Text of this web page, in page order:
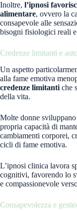
Inoltre, l’ipnosi
alimentare, ovvero la
consapevole alle
bisogni fisiologici reali
Credenze limitanti e
Un aspetto
alla fame emotiva
credenze limitanti che
della vita.
Molte donne
propria capacità di
cambiamenti corporei,
cicli di fame emotiva.
L’ipnosi clinica lavora
cognitivi, favorendo lo
e compassionevole
Consapevolezza e